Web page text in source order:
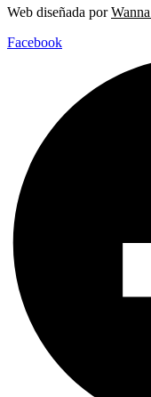
Web diseñada por
Facebook